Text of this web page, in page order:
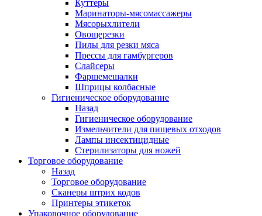
Куттеры
Маринаторы-мясомассажеры
Мясорыхлители
Овощерезки
Пилы для резки мяса
Прессы для гамбургеров
Слайсеры
Фаршемешалки
Шприцы колбасные
Гигиеническое оборудование
Назад
Гигиеническое оборудование
Измельчители для пищевых отходов
Лампы инсектицидные
Стерилизаторы для ножей
Торговое оборудование
Назад
Торговое оборудование
Сканеры штрих кодов
Принтеры этикеток
Упаковочное оборудование